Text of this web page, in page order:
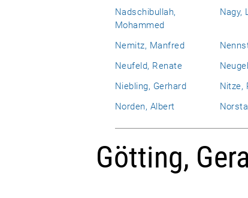
Nadschibullah,
Mohammed
Nagy,
Nemitz, Manfred
Neufeld, Renate
Niebling, Gerhard
Nitze,
Norden, Albert
Götting,